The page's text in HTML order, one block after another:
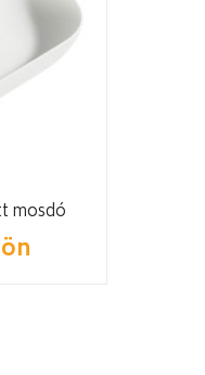
mosdó